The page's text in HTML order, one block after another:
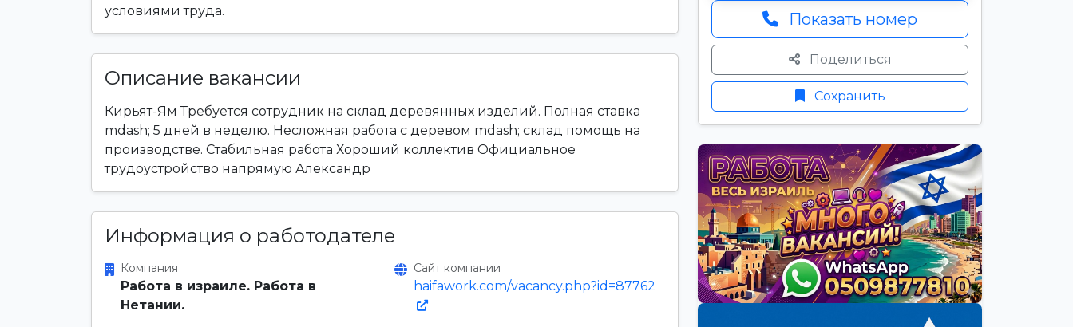
условиями труда.
Описание вакансии
Кирьят-Ям Требуется сотрудник на склад деревянных изделий. Полная ставка
mdash; 5 дней в неделю. Несложная работа с деревом mdash; склад помощь на
производстве. Стабильная работа Хороший коллектив Официальное
трудоустройство напрямую Александр
Информация о работодателе
Компания
Работа в израиле. Работа в
Нетании.
Сайт компании
haifawork.com/vacancy.php?id=87762
Показать номер
Поделиться
Сохранить